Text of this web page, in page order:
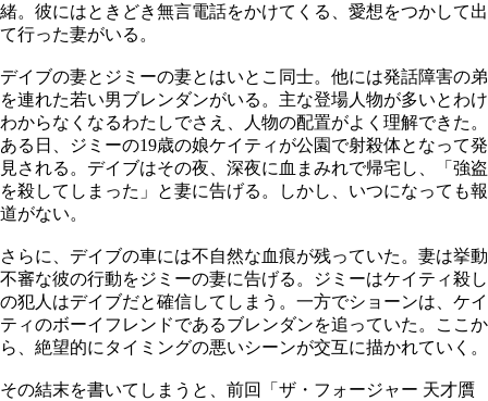
緒。彼にはときどき無言電話をかけてくる、愛想をつかして出
て行った妻がいる。
デイブの妻とジミーの妻とはいとこ同士。他には発話障害の弟
を連れた若い男ブレンダンがいる。主な登場人物が多いとわけ
わからなくなるわたしでさえ、人物の配置がよく理解できた。
ある日、ジミーの19歳の娘ケイティが公園で射殺体となって発
見される。デイブはその夜、深夜に血まみれで帰宅し、「強盗
を殺してしまった」と妻に告げる。しかし、いつになっても報
道がない。
さらに、デイブの車には不自然な血痕が残っていた。妻は挙動
不審な彼の行動をジミーの妻に告げる。ジミーはケイティ殺し
の犯人はデイブだと確信してしまう。一方でショーンは、ケイ
ティのボーイフレンドであるブレンダンを追っていた。ここか
ら、絶望的にタイミングの悪いシーンが交互に描かれていく。
その結末を書いてしまうと、前回「ザ・フォージャー 天才贋